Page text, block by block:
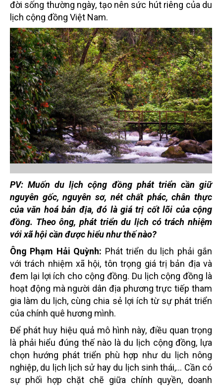
đời sống thường ngày, tạo nên sức hút riêng của du
lịch cộng đồng Việt Nam.
PV:Muốn du lịch cộng đồng phát triển cần giữ
nguyên gốc, nguyên sơ, nét chất phác, chân thực
của văn hoá bản địa, đó là giá trị cốt lõi của cộng
đồng. Theo ông, phát triển du lịch có trách nhiệm
với xã hội cần được hiểu như thế nào?
Ông Phạm Hải Quỳnh: Phát triển du lịch phải gắn
với trách nhiệm xã hội, tôn trọng giá trị bản địa và
đem lại lợi ích cho cộng đồng. Du lịch cộng đồng là
hoạt động mà người dân địa phương trực tiếp tham
gia làm du lịch, cùng chia sẻ lợi ích từ sự phát triển
của chính quê hương mình.
Để phát huy hiệu quả mô hình này, điều quan trọng
là phải hiểu đúng thế nào là du lịch cộng đồng, lựa
chọn hướng phát triển phù hợp như du lịch nông
nghiệp, du lịch lịch sử hay du lịch sinh thái,... Cần có
sự phối hợp chặt chẽ giữa chính quyền, doanh